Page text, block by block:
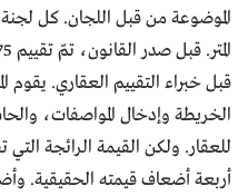
الموضوعة من قبل اللجان. كل
قبل خبراء التقييم العقاري. يقوم
الخريطة وإدخال المواصفات،
للعقار. ولكن القيمة الرائجة
أربعة أضعاف قيمته الحقيقية.